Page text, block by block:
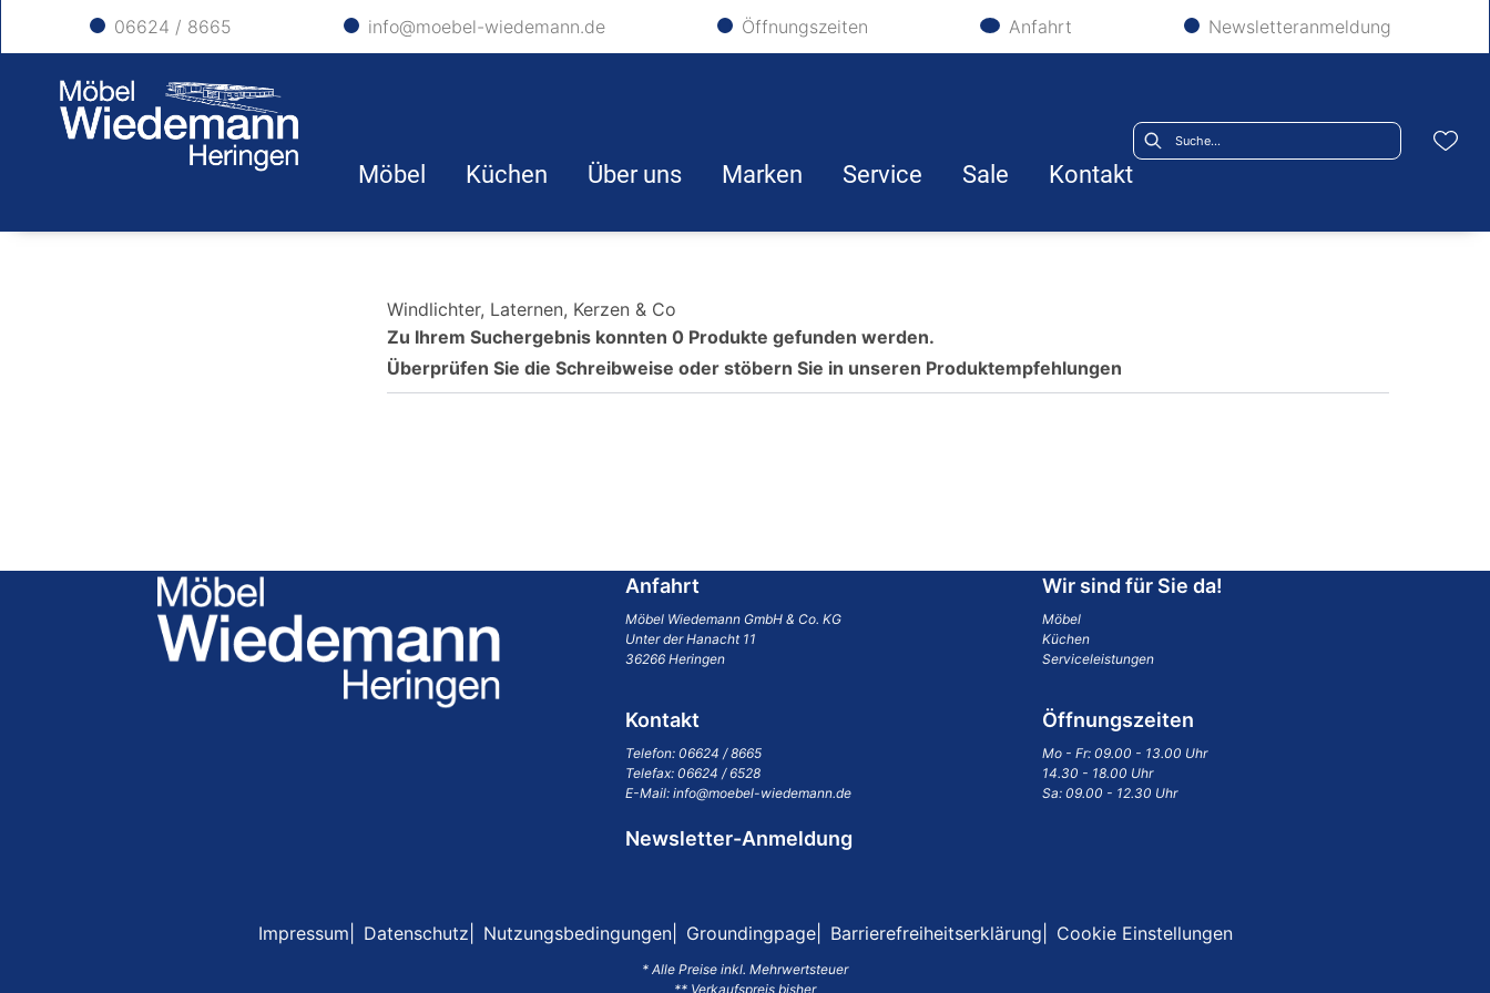
06624 / 8665 info@moebel-wiedemann.de Öffnungszeiten Anfahrt Newsletteranmeldung
Möbel Küchen Über uns Marken Service Sale Kontakt
Windlichter, Laternen, Kerzen & Co
Zu Ihrem Suchergebnis konnten 0 Produkte gefunden werden.
Überprüfen Sie die Schreibweise oder stöbern Sie in unseren Produktempfehlungen
Anfahrt
Möbel Wiedemann GmbH & Co. KG
Unter der Hanacht 11
36266 Heringen
Kontakt
Telefon:06624 / 8665
Telefax: 06624 / 6528
E-Mail:info@moebel-wiedemann.de
Newsletter-Anmeldung
Wir sind für Sie da!
Möbel
Küchen
Serviceleistungen
Öffnungszeiten
Mo - Fr: 09.00 - 13.00 Uhr
14.30 - 18.00 Uhr
Sa: 09.00 - 12.30 Uhr
Impressum Datenschutz Nutzungsbedingungen Groundingpage Barrierefreiheitserklärung Cookie Einstellungen
* Alle Preise inkl. Mehrwertsteuer
** Verkaufspreis bisher